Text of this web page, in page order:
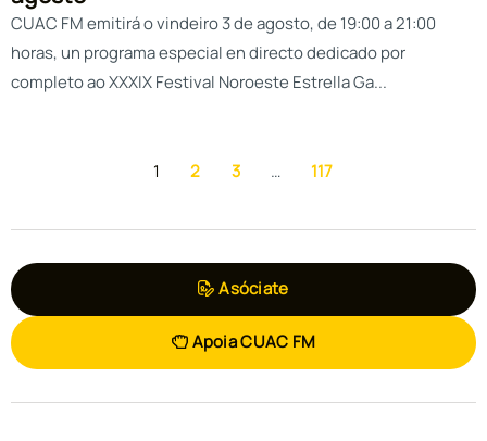
CUAC FM emitirá o vindeiro 3 de agosto, de 19:00 a 21:00
horas, un programa especial en directo dedicado por
completo ao XXXIX Festival Noroeste Estrella Ga...
1 2 3 … 117
Asóciate
Apoia CUAC FM